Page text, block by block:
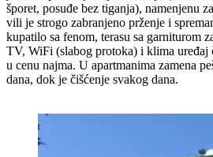
šporet, posuđe bez tiganja), namenjenu
vili je strogo zabranjeno prženje i
kupatilo sa fenom, terasu sa garniturom
TV, WiFi (slabog protoka) i klima uređaj
u cenu najma. U apartmanima zamena
dana, dok je čišćenje svakog dana.